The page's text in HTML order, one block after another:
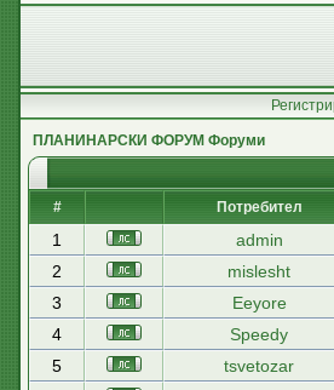
ПЛАНИНАРСКИ ФОРУМ Форуми
# Потребител
1
admin
2
mislesht
3
Eeyore
4
Speedy
5
tsvetozar